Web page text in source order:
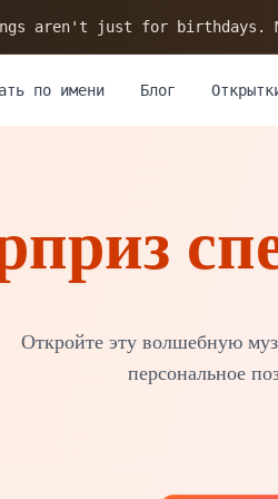
aren't just for birthdays.
по имени Блог
Откройте эту волшебную
персональное